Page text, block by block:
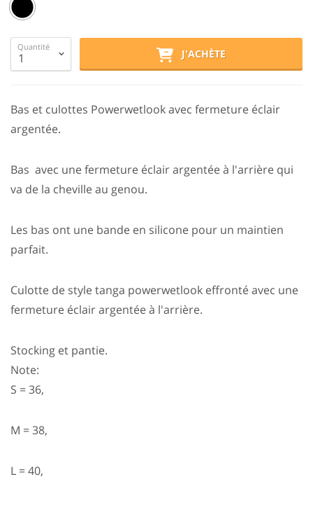
Quantité
J'ACHÈTE
Bas et culottes Powerwetlook avec fermeture éclair
argentée.
Bas avec une fermeture éclair argentée à l'arrière qui
va de la cheville au genou.
Les bas ont une bande en silicone pour un maintien
parfait.
Culotte de style tanga powerwetlook effronté avec une
fermeture éclair argentée à l'arrière.
Stocking et pantie.
Note:
S = 36,
M = 38,
L = 40,